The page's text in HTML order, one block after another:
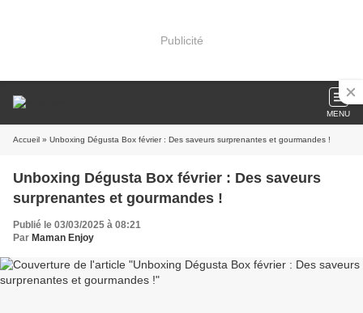
Publicité
MENU
Accueil » Unboxing Dégusta Box février : Des saveurs surprenantes et gourmandes !
Unboxing Dégusta Box février : Des saveurs
surprenantes et gourmandes !
Publié le 03/03/2025 à 08:21
Par Maman Enjoy